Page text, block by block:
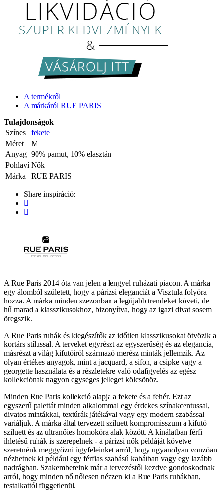
A termékről
A márkáról RUE PARIS
Tulajdonságok
Színes
fekete
Méret
M
Anyag 90% pamut, 10% elasztán
Pohlaví Nők
Márka
RUE PARIS
Share inspiráció:
A Rue Paris 2014 óta van jelen a lengyel ruházati piacon. A márka
egy álomból született, hogy a párizsi eleganciát a Visztula folyóra
hozza. A márka minden szezonban a legújabb trendeket követi, de
hű marad a klasszikusokhoz, bizonyítva, hogy az igazi divat sosem
öregszik.
A Rue Paris ruhák és kiegészítők az időtlen klasszikusokat ötvözik a
kortárs stílussal. A terveket egyrészt az egyszerűség és az elegancia,
másrészt a világ kifutóiról származó merész minták jellemzik. Az
olyan értékes anyagok, mint a jacquard, a sifon, a csipke vagy a
georgette használata és a részletekre való odafigyelés az egész
kollekciónak nagyon egységes jelleget kölcsönöz.
Minden Rue Paris kollekció alapja a fekete és a fehér. Ezt az
egyszerű palettát minden alkalommal egy érdekes színakcentussal,
divatos mintákkal, textúrák játékával vagy egy modern szabással
variáljuk. A márka által tervezett sziluett kompromisszum a kifutó
sziluett és az ultranőies homokóra alak között. A kínálatban férfi
ihletésű ruhák is szerepelnek - a párizsi nők példáját követve
szeretnénk meggyőzni ügyfeleinket arról, hogy ugyanolyan vonzóan
nézhetnek ki például egy férfias szabású kabátban vagy egy lazább
nadrágban. Szakembereink már a tervezéstől kezdve gondoskodnak
arról, hogy minden nő nőiesen nézzen ki a Rue Paris ruhákban,
testalkattól függetlenül.